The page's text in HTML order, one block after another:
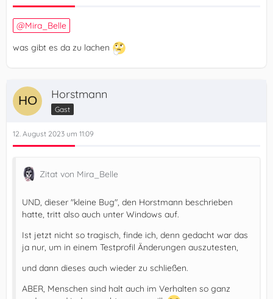
Mira_Belle
was gibt es da zu lachen
Horstmann
Gast
12. August 2023 um 11:09
Zitat von Mira_Belle
UND, dieser "kleine Bug", den Horstmann beschrieben
hatte, tritt also auch unter Windows auf.
Ist jetzt nicht so tragisch, finde ich, denn gedacht war das
ja nur, um in einem Testprofil Änderungen auszutesten,
und dann dieses auch wieder zu schließen.
ABER, Menschen sind halt auch im Verhalten so ganz